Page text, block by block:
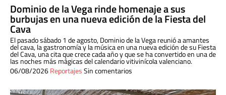
Dominio de la Vega rinde homenaje a sus
burbujas en una nueva edición de la Fiesta del
Cava
El pasado sábado 1 de agosto, Dominio de la Vega reunió a amantes
del cava, la gastronomía y la música en una nueva edición de su Fiesta
del Cava, una cita que crece cada año y que se ha convertido en una de
las noches más mágicas del calendario vitivinícola valenciano.
06/08/2026ReportajesSin comentarios